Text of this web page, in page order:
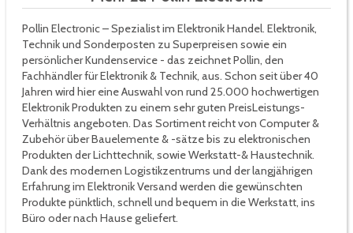
Pollin Electronic – Spezialist im Elektronik Handel. Elektronik,
Technik und Sonderposten zu Superpreisen sowie ein
persönlicher Kundenservice - das zeichnet Pollin, den
Fachhändler für Elektronik & Technik, aus. Schon seit über 40
Jahren wird hier eine Auswahl von rund 25.000 hochwertigen
Elektronik Produkten zu einem sehr guten PreisLeistungs-
Verhältnis angeboten. Das Sortiment reicht von Computer &
Zubehör über Bauelemente & -sätze bis zu elektronischen
Produkten der Lichttechnik, sowie Werkstatt-& Haustechnik.
Dank des modernen Logistikzentrums und der langjährigen
Erfahrung im Elektronik Versand werden die gewünschten
Produkte pünktlich, schnell und bequem in die Werkstatt, ins
Büro oder nach Hause geliefert.